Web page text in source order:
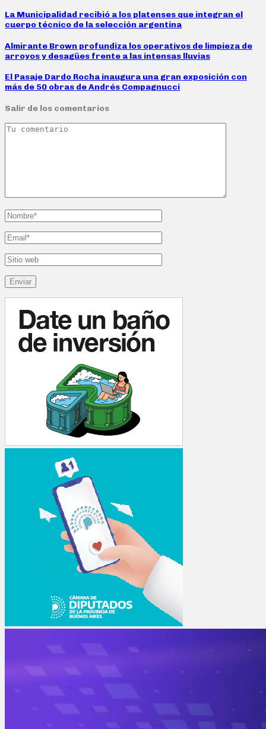
La Municipalidad recibió a los platenses que integran el
cuerpo técnico de la selección argentina
Almirante Brown profundiza los operativos de limpieza de
arroyos y desagües frente a las intensas lluvias
El Pasaje Dardo Rocha inaugura una gran exposición con
más de 50 obras de Andrés Compagnucci
Salir de los comentarios